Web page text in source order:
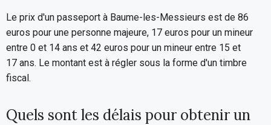
Le prix d'un passeport à Baume-les-Messieurs est de 86
euros pour une personne majeure, 17 euros pour un mineur
entre 0 et 14 ans et 42 euros pour un mineur entre 15 et
17 ans. Le montant est à régler sous la forme d'un timbre
fiscal.
Quels sont les délais pour obtenir un